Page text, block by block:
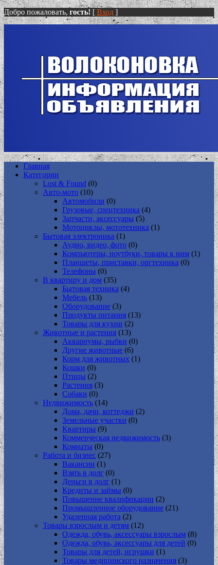
Добро пожаловать, гость! [ Вход ]
Главная
Категории
Lost & Found (0)
Авто-мото (10)
Автомобили (0)
Грузовые, спецтехника (4)
Запчасти, аксессуары (5)
Мотоциклы, мототехника (1)
Бытовая электроника (1)
Аудио, видео, фото (0)
Компьютеры, ноутбуки, товары к ним (1)
Планшеты, приставки, оргтехника (0)
Телефоны (0)
В квартиру и дом (35)
Бытовая техника (4)
Мебель (13)
Оборудование (3)
Продукты питания (13)
Товары для кухни (2)
Животные и растения (13)
Аквариумы, рыбки (0)
Другие животные (6)
Корм для животных (1)
Кошки (0)
Птицы (2)
Растения (3)
Собаки (0)
Недвижимость (14)
Дома, дачи, коттеджи (2)
Земельные участки (0)
Квартиры (9)
Коммерческая недвижимость (3)
Комнаты (0)
Работа и бизнес (27)
Вакансии (1)
Взять в долг (0)
Деньги в долг (1)
Кредиты и займы (0)
Повышение квалификации (2)
Промышленное оборудование (21)
Удаленная работа (2)
Товары взрослым и детям (12)
Одежда, обувь, аксессуары взрослым (8)
Одежда, обувь, аксессуары для детей (0)
Товары для детей, игрушки (1)
Товары медицинского назначения (3)